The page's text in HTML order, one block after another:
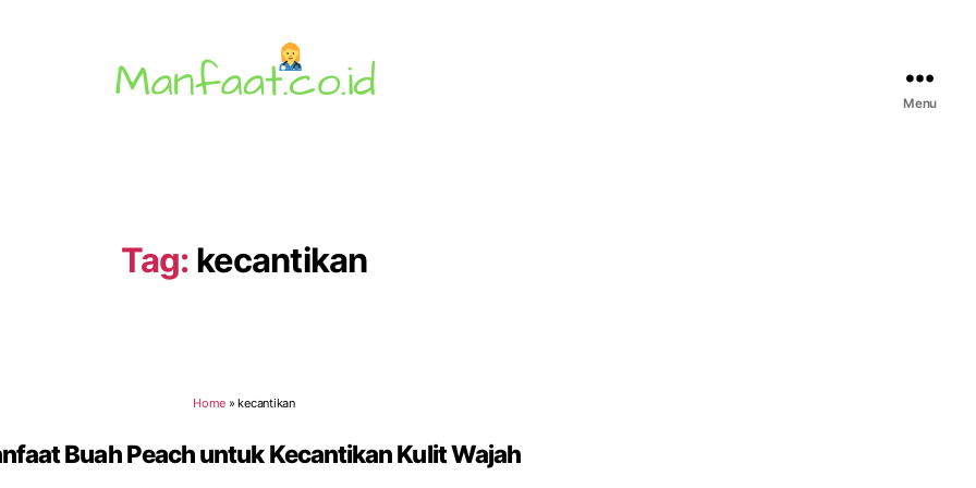
Menu
Tag: kecantikan
Home »kecantikan
Buah Peach untuk Kecantikan Kulit Wajah